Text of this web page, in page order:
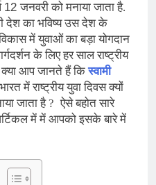
12जनवरी को मनाया जाता है.
देश का भविष्य उस देश के
में युवाओं का बड़ा योगदान
के लिए हर साल राष्ट्रीय
क्या आप जानते हैं किस्वामी
भारत में राष्ट्रीय युवा दिवस क्यों
जाता है ? ऐसे बहोत सारे
में में आपको इसके बारे में